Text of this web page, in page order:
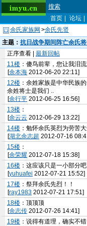
搜索
首页
论坛
余氏家族网 >余氏先贤
主题： 抗日战争期间阵亡余氏将
正序查看 | 最新回帖
11楼 ：傻鸟前辈，您让我泪
[余本海 2012-06-20 22:11]
12楼 ：余姓家族是中华民族
余姓将士是我们 ..
[余行平 2012-06-25 16:56]
13楼 ：
[余云云 2012-06-29 13:22]
14楼 ：勉怀余氏英烈为劳苦
[湖北余志超 2012-07-16
15楼 ：
[余荣耀 2012-07-18 15:38]
16楼 ：这应该只是一小部分吧
[yuhuafei 2012-07-21 15:52]
17楼 ：祭拜余氏先烈！！
[ray1983 2012-07-21 17:51]
18楼 ：顶顶顶
[余志传 2012-07-26 14:41]
19楼 ：说得有道理，确实不